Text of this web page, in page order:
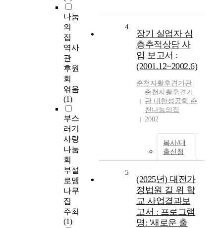
나눔
의
집
역사
관
후원
회
엮음
(1)
부스
러기
사랑
나눔
회
부설
로뎀
나무
집
주최
(1)
4
장기 실업자 심
층추적상담 사
업 보고서 :
(2001.12~2002.6)
춘천자활후견기관
춘천자활후견기
관 대한성공회 춘
천나눔의집
2002
복사/대
출신청
5
(2025년) 대전가
정법원 길 위 학
교 사업결과보
고서 : 프로그램
명: '새로운 출